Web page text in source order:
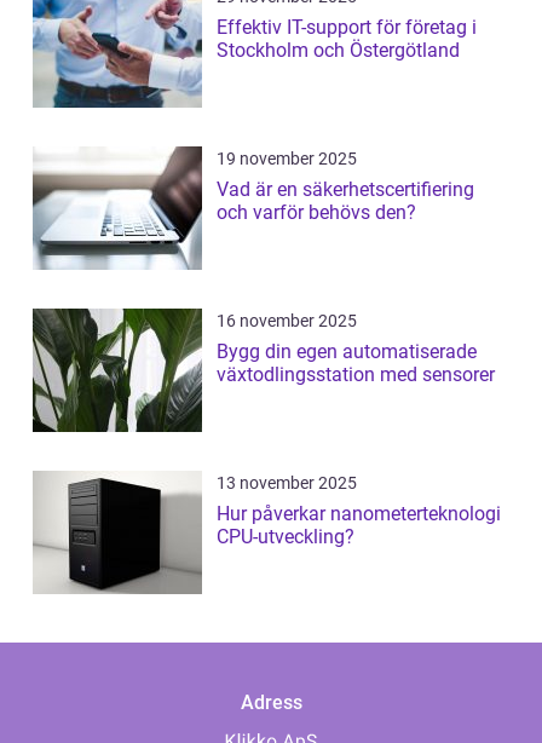
Effektiv IT-support för företag i
Stockholm och Östergötland
19 november 2025
Vad är en säkerhetscertifiering
och varför behövs den?
16 november 2025
Bygg din egen automatiserade
växtodlingsstation med sensorer
13 november 2025
Hur påverkar nanometerteknologi
CPU-utveckling?
Adress